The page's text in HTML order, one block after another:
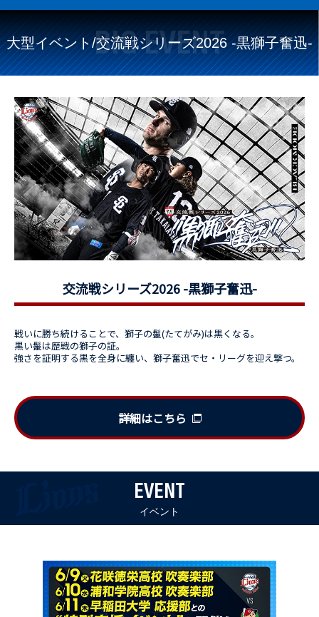
BIG EVENT
大型イベント/交流戦シリーズ2026 -黒獅子奮迅-
交流戦シリーズ2026 -黒獅子奮迅-
戦いに勝ち続けることで、獅子の鬣(たてがみ)は黒くなる。
黒い鬣は歴戦の獅子の証。
強さを証明する黒を全身に纏い、獅子奮迅でセ・リーグを迎え撃つ。
詳細はこちら
EVENT
イベント